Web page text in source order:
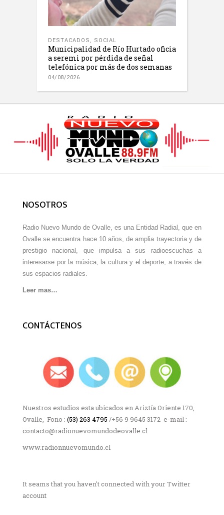
DESTACADOS , SOCIAL
Municipalidad de Río Hurtado oficia
a seremi por pérdida de señal
telefónica por más de dos semanas
04/08/2026
NOSOTROS
Radio Nuevo Mundo de Ovalle, es una Entidad Radial, que en
Ovalle se encuentra hace 10 años, de amplia trayectoria y de
prestigio nacional, que impulsa a sus radioescuchas a
interesarse por la música, la cultura y el deporte, a través de
sus espacios radiales.
Leer mas…
CONTÁCTENOS
Nuestros estudios esta ubicados en Ariztía Oriente 170,
Ovalle, Fono : (53) 263 4795 /+56 9 9645 3172 e-mail :
contacto@radionuevomundodeovalle.cl
www.radionnuevomundo.cl
It seams that you haven't connected with your Twitter
account